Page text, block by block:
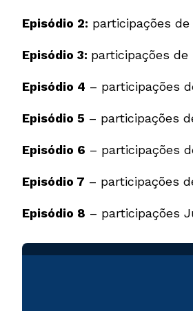
Episódio 2: participações
Episódio 3: participações
Episódio 4 – participações
Episódio 5 – participações
Episódio 6 – participações
Episódio 7 – participações
Episódio 8 – participações